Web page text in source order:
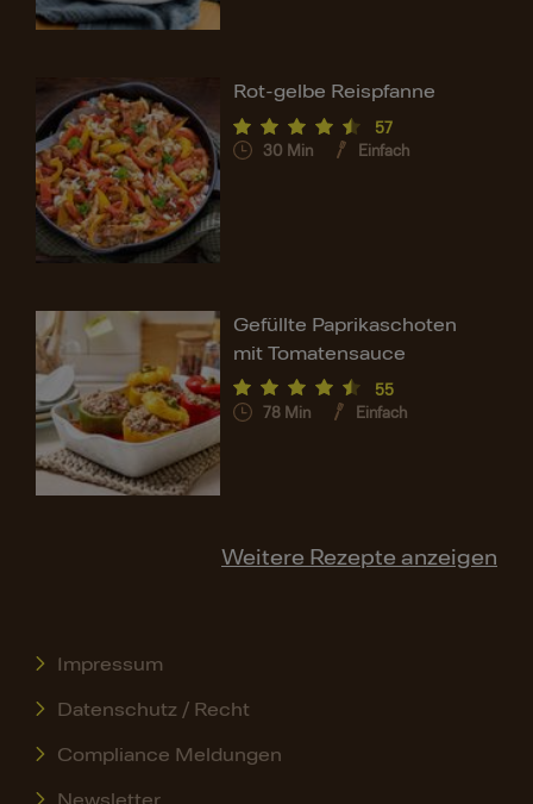
Rot-gelbe Reispfanne
57
30 Min Einfach
Gefüllte Paprikaschoten
mit Tomatensauce
55
78 Min Einfach
Weitere Rezepte anzeigen
Impressum
Datenschutz / Recht
Compliance Meldungen